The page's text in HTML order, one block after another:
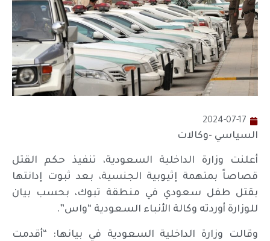
2024-07-17
السياسي -وكالات
أعلنت وزارة الداخلية السعودية، تنفيذ حكم القتل
قصاصاً بمتهمة إثيوبية الجنسية، بعد ثبوت إدانتها
بقتل طفل سعودي في منطقة تبوك، بحسب بيان
للوزارة أوردته وكالة الأنباء السعودية “واس”.
وقالت وزارة الداخلية السعودية في بيانها: “أقدمت